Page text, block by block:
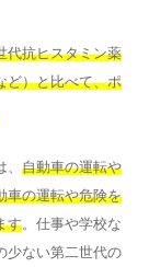
代抗ヒスタミン薬
ど）と比べて、ポ
自動車の運転や
車の運転や危険を
す。仕事や学校な
少ない第二世代の